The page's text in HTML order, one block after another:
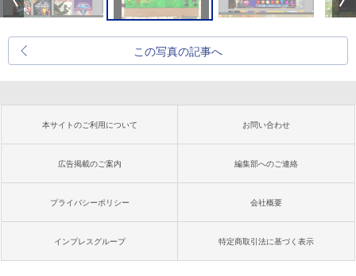
この写真の記事へ
本サイトのご利用について お問い合わせ
広告掲載のご案内 編集部へのご連絡
プライバシーポリシー 会社概要
インプレスグループ 特定商取引法に基づく表示